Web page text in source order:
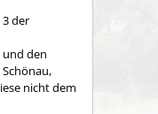
der
den
nicht dem